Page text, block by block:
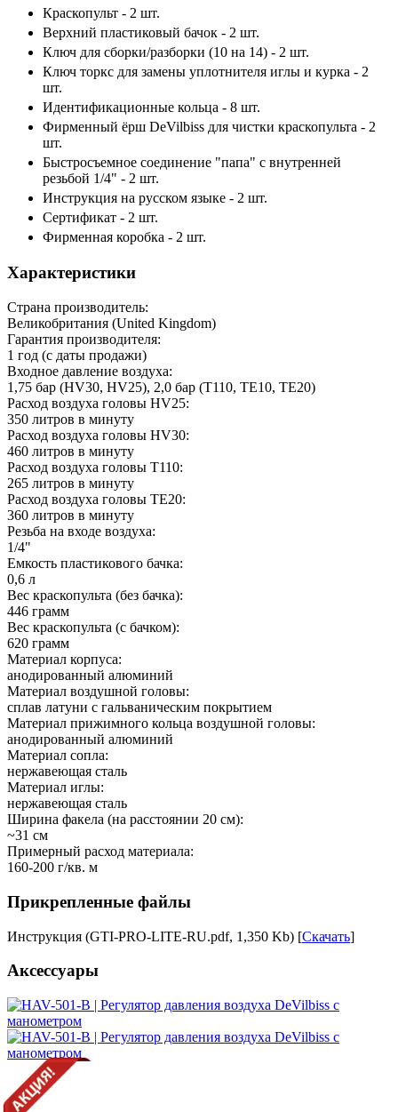
Краскопульт - 2 шт.
Верхний пластиковый бачок - 2 шт.
Ключ для сборки/разборки (10 на 14) - 2 шт.
Ключ торкс для замены уплотнителя иглы и курка - 2
шт.
Идентификационные кольца - 8 шт.
Фирменный ёрш DeVilbiss для чистки краскопульта - 2
шт.
Быстросъемное соединение "папа" с внутренней
резьбой 1/4" - 2 шт.
Инструкция на русском языке - 2 шт.
Сертификат - 2 шт.
Фирменная коробка - 2 шт.
Характеристики
Страна производитель:
Великобритания (United Kingdom)
Гарантия производителя:
1 год (с даты продажи)
Входное давление воздуха:
1,75 бар (HV30, HV25), 2,0 бар (T110, TE10, TE20)
Расход воздуха головы HV25:
350 литров в минуту
Расход воздуха головы HV30:
460 литров в минуту
Расход воздуха головы T110:
265 литров в минуту
Расход воздуха головы TE20:
360 литров в минуту
Резьба на входе воздуха:
1/4"
Емкость пластикового бачка:
0,6 л
Вес краскопульта (без бачка):
446 грамм
Вес краскопульта (с бачком):
620 грамм
Материал корпуса:
анодированный алюминий
Материал воздушной головы:
сплав латуни с гальваническим покрытием
Материал прижимного кольца воздушной головы:
анодированный алюминий
Материал сопла:
нержавеющая сталь
Материал иглы:
нержавеющая сталь
Ширина факела (на расстоянии 20 см):
~31 см
Примерный расход материала:
160-200 г/кв. м
Прикрепленные файлы
Инструкция (GTI-PRO-LITE-RU.pdf, 1,350 Kb) [Скачать]
Аксессуары